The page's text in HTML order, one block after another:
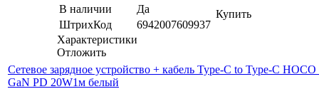
В наличии
Да
ШтрихКод
6942007609937
Характеристики
Отложить
Купить
Сетевое зарядное устройство + кабель Type-C to Type-C
GaN PD 20W1м белый